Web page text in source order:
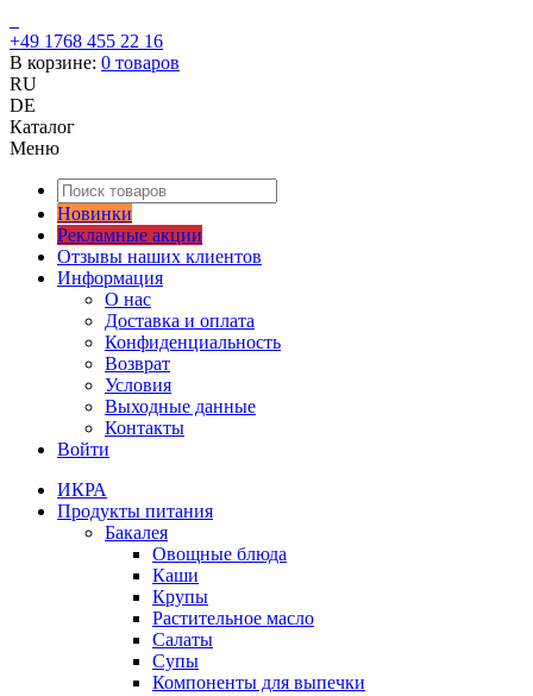
+49 1768 455 22 16
В корзине: 0 товаров
RU
DE
Каталог
Меню
Новинки
Рекламные акции
Отзывы наших клиентов
Информация
О нас
Доставка и оплата
Конфиденциальность
Возврат
Условия
Выходные данные
Контакты
Войти
ИКРА
Продукты питания
Бакалея
Овощные блюда
Каши
Крупы
Растительное масло
Салаты
Супы
Компоненты для выпечки